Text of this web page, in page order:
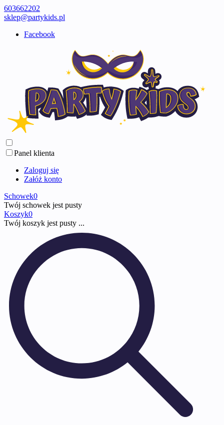
603662202
sklep@partykids.pl
Facebook
Panel klienta
Zaloguj się
Załóż konto
Schowek0
Twój schowek jest pusty
Koszyk0
Twój koszyk jest pusty ...